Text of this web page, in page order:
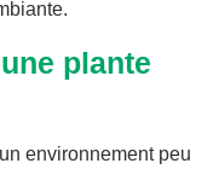
plante
environnement peu